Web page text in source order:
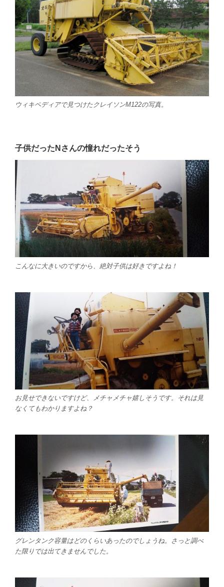
ウィキペディアで見つけたクレイソンM122の写真。
子供だったNさんの憧れだったそう
こんなに大きいのですから、絶対子供は好きですよね！
お見せできないですけど、メチャメチャ嬉しそうです。それは見
なくてもわかりますよね？
グレンタンク容量はどのくらいあったのでしょうね。さっと調べ
た限りでは出てきませんでした。